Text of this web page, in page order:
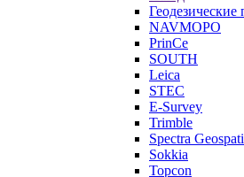
NAVMOPO
PrinCe
SOUTH
Leica
STEC
E-Survey
Trimble
Spectra
Sokkia
Topcon